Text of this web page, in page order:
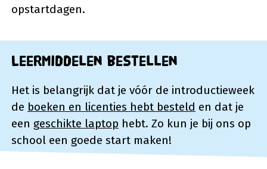
opstartdagen.
Leermiddelen bestellen
Het is belangrijk dat je vóór de introductieweek
de boeken en licenties hebt besteld en dat je
een geschikte laptop hebt. Zo kun je bij ons op
school een goede start maken!